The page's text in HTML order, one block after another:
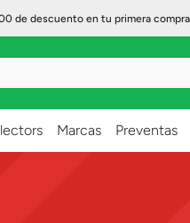
de descuento en tu primera compra
Marcas Preventas